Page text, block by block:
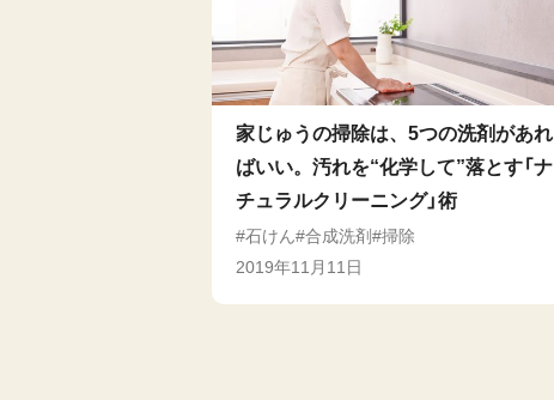
家じゅうの掃除は、5つの洗剤があれ
ばいい。汚れを“化学して”落とす「ナ
チュラルクリーニング」術
石けん 合成洗剤
掃除
2019年11月11日